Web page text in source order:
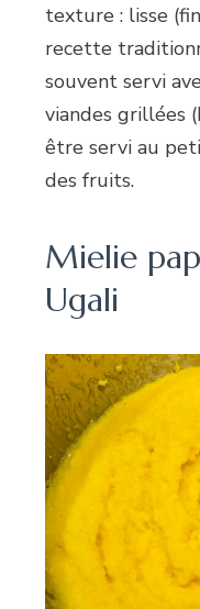
texture : lisse
recette
souvent servi
viandes grillées
être servi au
des fruits.
Mielie
Ugali